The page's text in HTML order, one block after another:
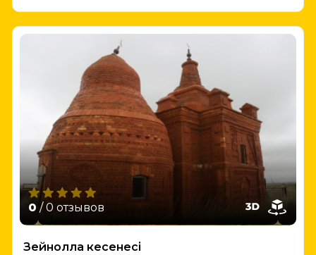
0 / 0 отзывов
Зейнолла кесенесі